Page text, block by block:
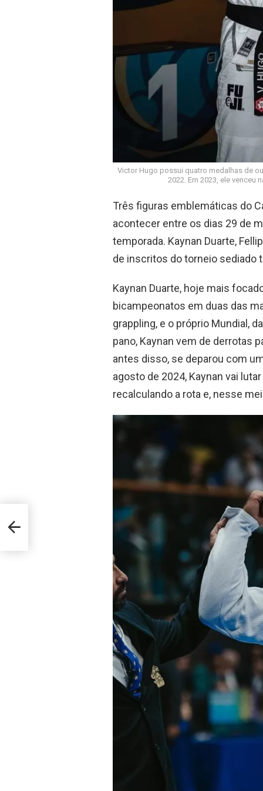
Victor Hugo possui quatro medalhas de
2022. Em 2023, ele venceu
Três figuras emblemáticas do
acontecer entre os dias 29 de
temporada. Kaynan Duarte,
de inscritos do torneio sediado
Kaynan Duarte, hoje mais
bicampeonatos em duas das
grappling, e o próprio Mundial,
pano, Kaynan vem de derrotas
antes disso, se deparou com
agosto de 2024, Kaynan vai
recalculando a rota e, nesse